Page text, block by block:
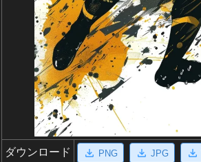
ダウンロード PNG JPG